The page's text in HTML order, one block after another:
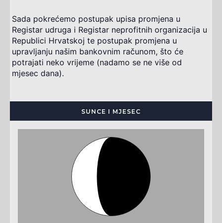
Sada pokrećemo postupak upisa promjena u
Registar udruga i Registar neprofitnih organizacija u
Republici Hrvatskoj te postupak promjena u
upravljanju našim bankovnim računom, što će
potrajati neko vrijeme (nadamo se ne više od
mjesec dana).
SUNCE I MJESEC